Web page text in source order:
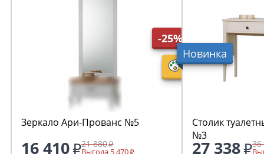
-25%
Зеркало Ари-Прованс №5
16 410 21 880
Выгода 5 470
Новинка
Столик
№3
27 338 36